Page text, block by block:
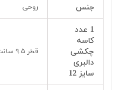
جنس روحی
1 عدد
کاسه
چکشی
دالبری
سایز 12
قطر ۹.۵ سانت ارتفاع ۴.۵ سانت